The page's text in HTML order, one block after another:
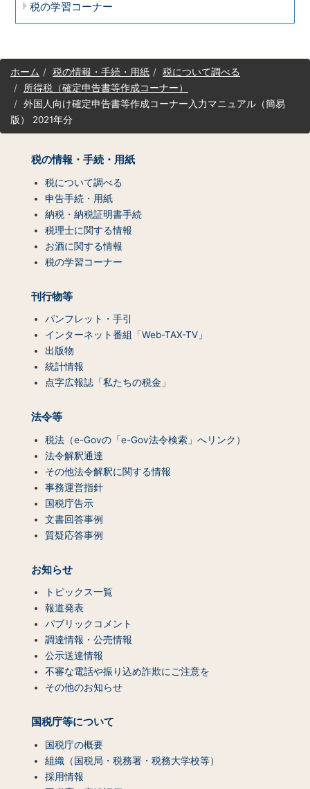
税の学習コーナー
サ
イ
ッ
プ
ホーム 税の情報・手続・用紙
税について調べる
所得税（確定申告書等作成コーナー）
外国人向け確定申告書等作成コーナー入力マニュアル（簡易
版） 2021年分
税の情報・手続・用紙
税について調べる
申告手続・用紙
納税・納税証明書手続
税理士に関する情報
お酒に関する情報
税の学習コーナー
刊行物等
パンフレット・手引
インターネット番組「Web-TAX-TV」
出版物
統計情報
点字広報誌「私たちの税金」
法令等
税法（e-Govの「e-Gov法令検索」へリンク）
法令解釈通達
その他法令解釈に関する情報
事務運営指針
国税庁告示
文書回答事例
質疑応答事例
お知らせ
トピックス一覧
報道発表
パブリックコメント
調達情報・公売情報
公示送達情報
不審な電話や振り込め詐欺にご注意を
その他のお知らせ
国税庁等について
国税庁の概要
組織（国税局・税務署・税務大学校等）
採用情報